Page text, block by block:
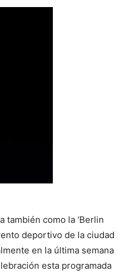
también como la ‘Berlin
deportivo de la ciudad
en la última semana
esta programada